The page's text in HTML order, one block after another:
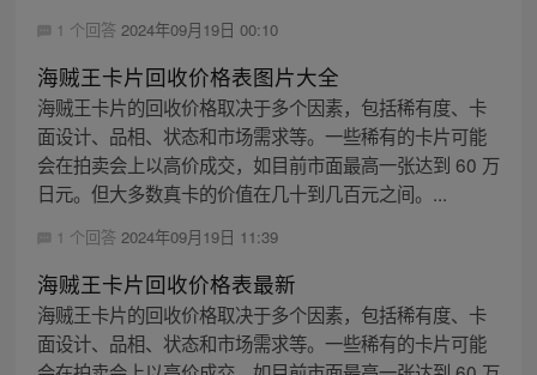
1 个回答 2024年09月19日 00:10
海贼王卡片回收价格表图片大全
海贼王卡片的回收价格取决于多个因素，包括稀有度、卡
面设计、品相、状态和市场需求等。一些稀有的卡片可能
会在拍卖会上以高价成交，如目前市面最高一张达到 60 万
日元。但大多数真卡的价值在几十到几百元之间。...
1 个回答 2024年09月19日 11:39
海贼王卡片回收价格表最新
海贼王卡片的回收价格取决于多个因素，包括稀有度、卡
面设计、品相、状态和市场需求等。一些稀有的卡片可能